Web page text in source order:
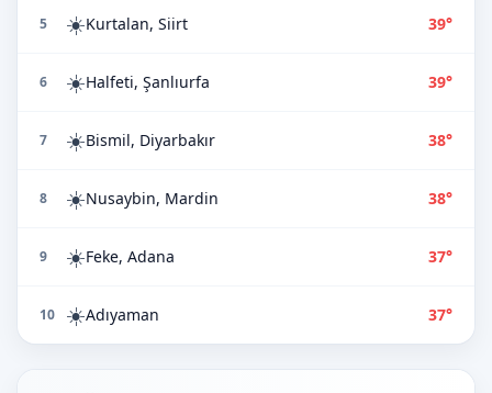
5 ☀️Kurtalan, Siirt 39°
6 ☀️Halfeti, Şanlıurfa 39°
7 ☀️Bismil, Diyarbakır 38°
8 ☀️Nusaybin, Mardin 38°
9 ☀️Feke, Adana 37°
10 ☀️Adıyaman 37°